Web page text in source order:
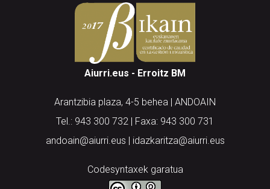
Aiurri.eus - Erroitz BM
Arantzibia plaza, 4-5 behea | ANDOAIN
Tel.: 943 300 732 | Faxa: 943 300 731
andoain@aiurri.eus | idazkaritza@aiurri.eus
Codesyntaxek garatua